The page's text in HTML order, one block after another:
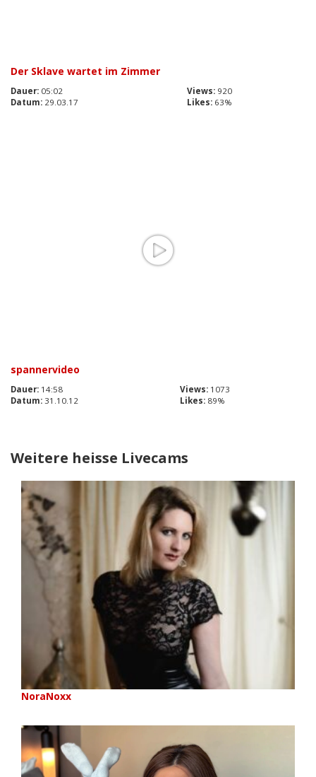
Der Sklave wartet im Zimmer
Dauer: 05:02 Views: 920
Datum: 29.03.17 Likes: 63%
spannervideo
Dauer: 14:58 Views: 1073
Datum: 31.10.12 Likes: 89%
Weitere heisse Livecams
NoraNoxx